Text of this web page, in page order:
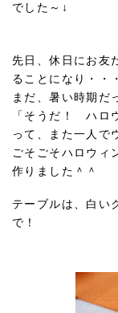
でした～↓
先日、休日にお友
ることになり・・・
まだ、暑い時期だ
「そうだ！ ハロ
って、また一人で
ごそごそハロウィ
作りました＾＾
テーブルは、白い
で！